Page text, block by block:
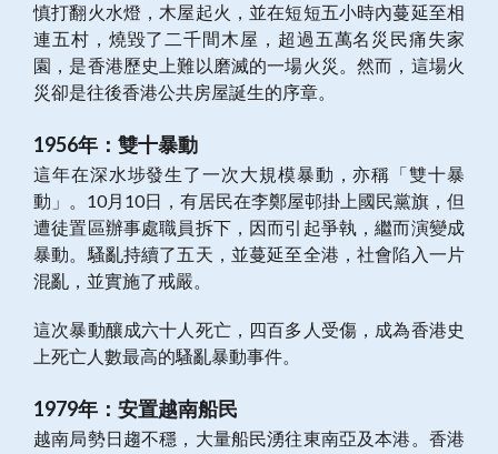
慎打翻火水燈，木屋起火，並在短短五小時內蔓延至相
連五村，燒毀了二千間木屋，超過五萬名災民痛失家
園，是香港歷史上難以磨滅的一場火災。然而，這場火
災卻是往後香港公共房屋誕生的序章。
1956年：雙十暴動
這年在深水埗發生了一次大規模暴動，亦稱「雙十暴
動」。10月10日，有居民在李鄭屋邨掛上國民黨旗，但
遭徒置區辦事處職員拆下，因而引起爭執，繼而演變成
暴動。騷亂持續了五天，並蔓延至全港，社會陷入一片
混亂，並實施了戒嚴。
這次暴動釀成六十人死亡，四百多人受傷，成為香港史
上死亡人數最高的騷亂暴動事件。
1979年：安置越南船民
越南局勢日趨不穩，大量船民湧往東南亞及本港。香港